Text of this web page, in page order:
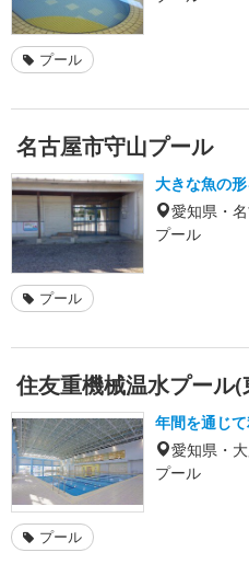
プール
名古屋市守山プール
大きな魚の
愛知県・
プール
プール
住友重機械温水プール
年間を通じ
愛知県・
プール
プール